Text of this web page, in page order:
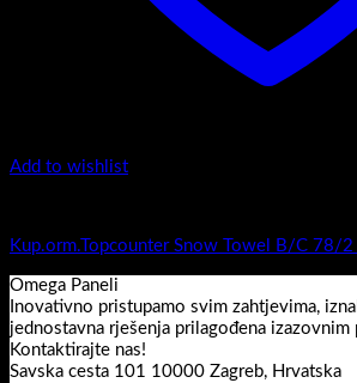
Add to wishlist
Kup.orm.Topcounter Snow Towel B/C 78/
Omega Paneli
Inovativno pristupamo svim zahtjevima,
jednostavna rješenja prilagođena izazovnim
Kontaktirajte nas!
Savska cesta 101 10000 Zagreb, Hrvatska